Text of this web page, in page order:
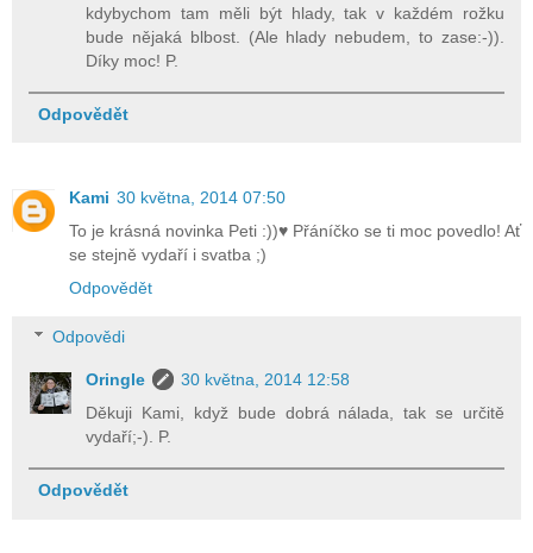
kdybychom tam měli být hlady, tak v každém rožku
bude nějaká blbost. (Ale hlady nebudem, to zase:-)).
Díky moc! P.
Odpovědět
Kami 30 května, 2014 07:50
To je krásná novinka Peti :))♥ Přáníčko se ti moc povedlo! Ať
se stejně vydaří i svatba ;)
Odpovědět
Odpovědi
Oringle
30 května, 2014 12:58
Děkuji Kami, když bude dobrá nálada, tak se určitě
vydaří;-). P.
Odpovědět